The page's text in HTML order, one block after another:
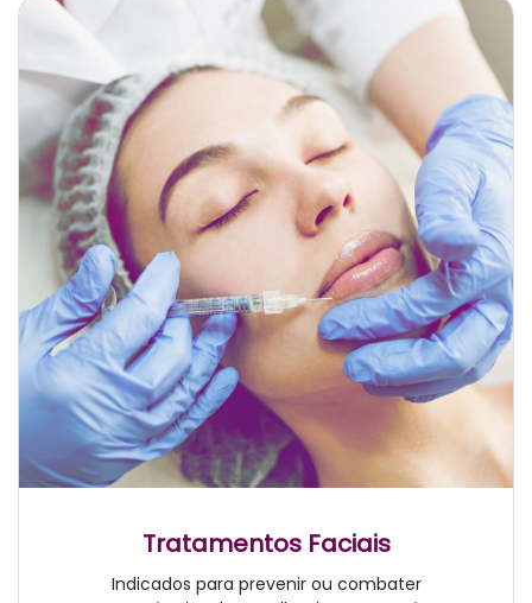
Tratamentos Faciais
Indicados para prevenir ou combater